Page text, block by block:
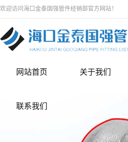
欢迎访问海口金泰国强管件经销部官方网站！
网站首页 关于我们
联系我们